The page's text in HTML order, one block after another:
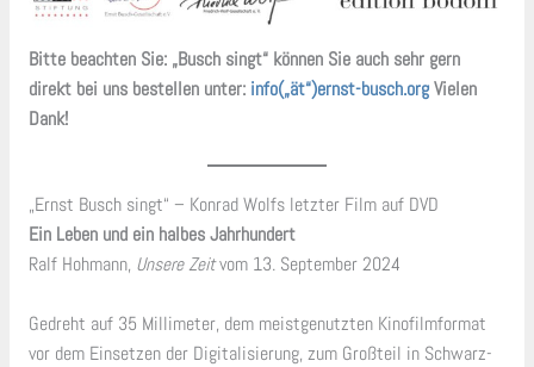
Bitte beachten Sie: „Busch singt“ können Sie auch sehr gern
direkt bei uns bestellen unter: info(„ät“)ernst-busch.org Vielen
Dank!
„Ernst Busch singt“ – Konrad Wolfs letzter Film auf DVD
Ein Leben und ein halbes Jahrhundert
Ralf Hohmann, Unsere Zeitvom 13. September 2024
Gedreht auf 35 Millimeter, dem meistgenutzten Kinofilmformat
vor dem Einsetzen der Digitalisierung, zum Großteil in Schwarz-